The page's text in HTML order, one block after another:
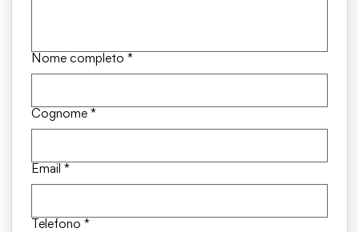
Nome completo *
Cognome *
Email *
Telefono *